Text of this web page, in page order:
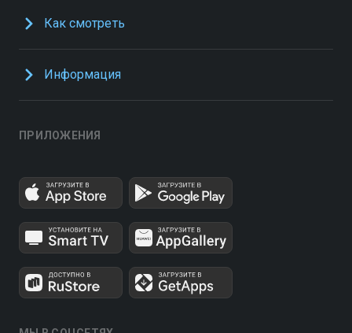
Как смотреть
Информация
ПРИЛОЖЕНИЯ